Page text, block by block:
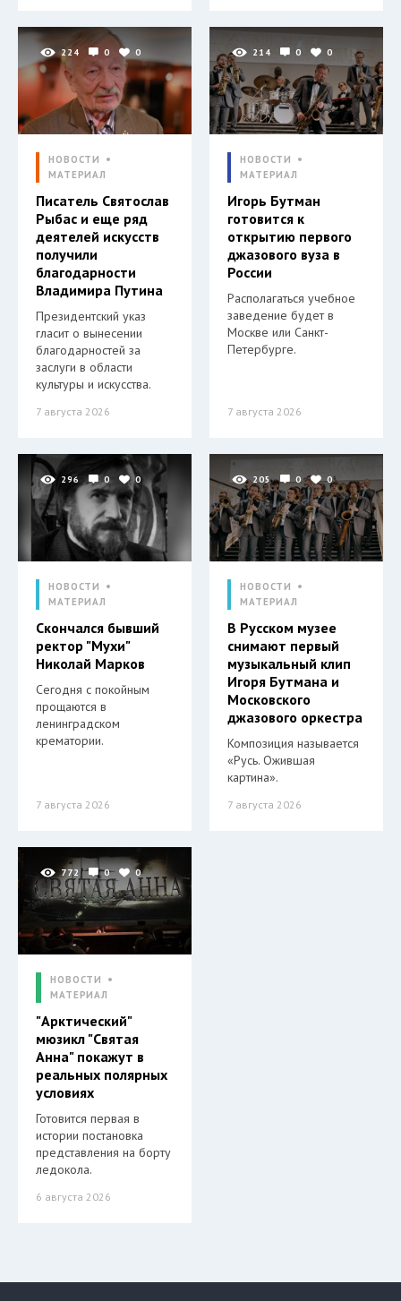
224 0 0
НОВОСТИ
МАТЕРИАЛ
Писатель Святослав
Рыбас и еще ряд
деятелей искусств
получили
благодарности
Владимира Путина
Президентский указ
гласит о вынесении
благодарностей за
заслуги в области
культуры и искусства.
7 августа 2026
214 0 0
НОВОСТИ
МАТЕРИАЛ
Игорь Бутман
готовится к
открытию первого
джазового вуза в
России
Располагаться учебное
заведение будет в
Москве или Санкт-
Петербурге.
7 августа 2026
296 0 0
НОВОСТИ
МАТЕРИАЛ
Скончался бывший
ректор "Мухи"
Николай Марков
Сегодня с покойным
прощаются в
ленинградском
крематории.
7 августа 2026
205 0 0
НОВОСТИ
МАТЕРИАЛ
В Русском музее
снимают первый
музыкальный клип
Игоря Бутмана и
Московского
джазового оркестра
Композиция называется
«Русь. Ожившая
картина».
7 августа 2026
772 0 0
НОВОСТИ
МАТЕРИАЛ
"Арктический"
мюзикл "Святая
Анна" покажут в
реальных полярных
условиях
Готовится первая в
истории постановка
представления на борту
ледокола.
6 августа 2026